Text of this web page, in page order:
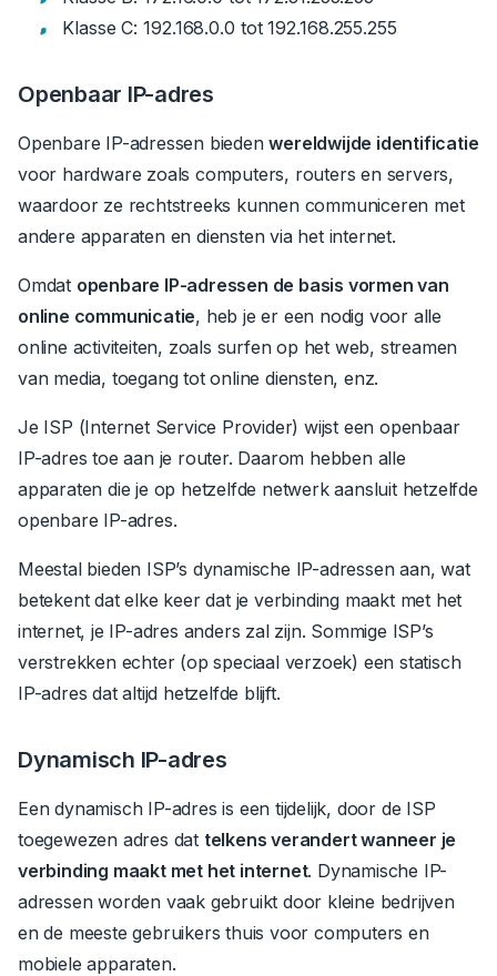
Klasse C: 192.168.0.0 tot 192.168.255.255
Openbaar IP-adres
Openbare IP-adressen biedenwereldwijde identificatie
voor hardware zoals computers, routers en servers,
waardoor ze rechtstreeks kunnen communiceren met
andere apparaten en diensten via het internet.
Omdat openbare IP-adressen de basis vormen van
online communicatie, heb je er een nodig voor alle
online activiteiten, zoals surfen op het web, streamen
van media, toegang tot online diensten, enz.
Je ISP (Internet Service Provider) wijst een openbaar
IP-adres toe aan je router. Daarom hebben alle
apparaten die je op hetzelfde netwerk aansluit hetzelfde
openbare IP-adres.
Meestal bieden ISP’s dynamische IP-adressen aan, wat
betekent dat elke keer dat je verbinding maakt met het
internet, je IP-adres anders zal zijn. Sommige ISP’s
verstrekken echter (op speciaal verzoek) een statisch
IP-adres dat altijd hetzelfde blijft.
Dynamisch IP-adres
Een dynamisch IP-adres is een tijdelijk, door de ISP
toegewezen adres dat telkens verandert wanneer je
verbinding maakt met het internet. Dynamische IP-
adressen worden vaak gebruikt door kleine bedrijven
en de meeste gebruikers thuis voor computers en
mobiele apparaten.